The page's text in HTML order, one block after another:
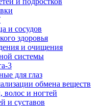
и сосудов
здоровья
и очищения
системы
3
для глаз
обмена веществ
волос и ногтей
и суставов